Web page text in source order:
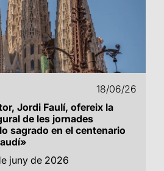
18/06/26
Jordi Faulí, ofereix la
de les jornades
sagrado en el centenario
juny de 2026